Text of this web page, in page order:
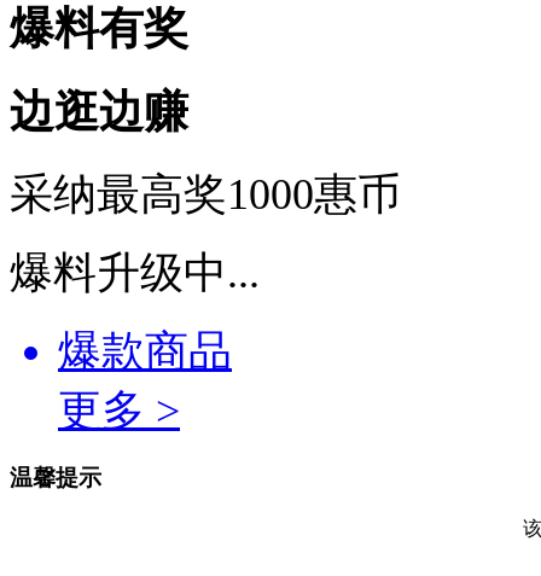
爆料有奖
边逛边赚
采纳最高奖1000惠币
爆料升级中...
爆款商品
更多 >
温馨提示